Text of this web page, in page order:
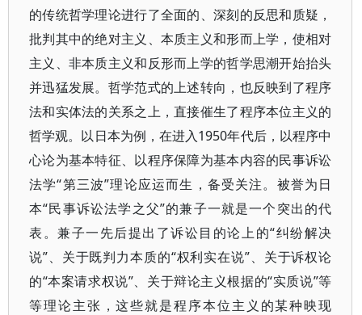
的传统哲学理论进行了全面的、深刻的反思和质疑，
批判其中的绝对主义、本质主义和形而上学，使相对
主义、非本质主义和反形而上学的哲学思潮开始抬头
并迅猛发展。哲学范式的上述转向，也反映到了程序
法和实体法的关系之上，直接催生了程序本位主义的
哲学观。以日本为例，在进入1950年代后，以程序中
心论为基本特征、以程序保障为基本内容的民事诉讼
法学“第三波”理论应运而生，备受关注。被誉为日
本“民事诉讼法学之父”的兼子一就是一个突出的代
表。兼子一先后提出了诉讼目的论上的“纠纷解决
说”、关于既判力本质的“权利实在说”、关于诉权论
的“本案请求权说”、关于辩论主义根据的“实质说”等
等理论主张，这些就是程序本位主义的某种映现